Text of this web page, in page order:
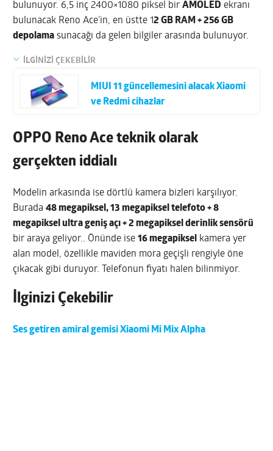
bulunuyor. 6,5 inç 2400×1080 piksel birAMOLED ekranı
bulunacak Reno Ace’in, en üstte 12 GB RAM + 256 GB
depolama sunacağı da gelen bilgiler arasında bulunuyor.
İLGİNİZİ ÇEKEBİLİR
MIUI 11 güncellemesini alacak Xiaomi
ve Redmi cihazlar
OPPO Reno Ace teknik olarak
gerçekten iddialı
Modelin arkasında ise dörtlü kamera bizleri karşılıyor.
Burada48 megapiksel, 13 megapiksel telefoto + 8
megapiksel ultra geniş açı + 2 megapiksel derinlik sensörü
bir araya geliyor.. Önünde ise16 megapiksel
kamera yer
alan model, özellikle maviden mora geçişli rengiyle öne
çıkacak gibi duruyor. Telefonun fiyatı halen bilinmiyor.
İlginizi Çekebilir
Ses getiren amiral gemisi Xiaomi Mi Mix Alpha